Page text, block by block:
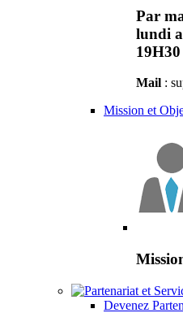
Par
lundi
19H30
Mail :
Mission et
Devenez